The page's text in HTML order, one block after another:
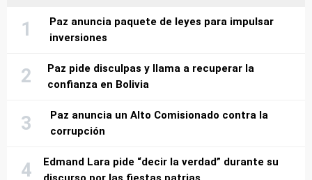
Paz anuncia paquete de leyes para impulsar
inversiones
Paz pide disculpas y llama a recuperar la
confianza en Bolivia
Paz anuncia un Alto Comisionado contra la
corrupción
Edmand Lara pide “decir la verdad” durante su